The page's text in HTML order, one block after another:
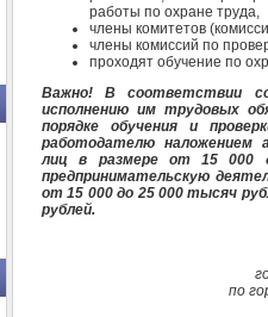
работы по охране труда,
члены комитетов
члены комиссий по
проходят обучение по
Важно!
В соответствии
исполнению им трудовых
порядке обучения и
работодателю наложением
лиц в размере от 15 000
предпринимательскую
от 15 000 до 25 000 тысяч
рублей.
по